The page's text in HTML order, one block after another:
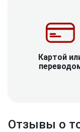
Картой
Отзывы о